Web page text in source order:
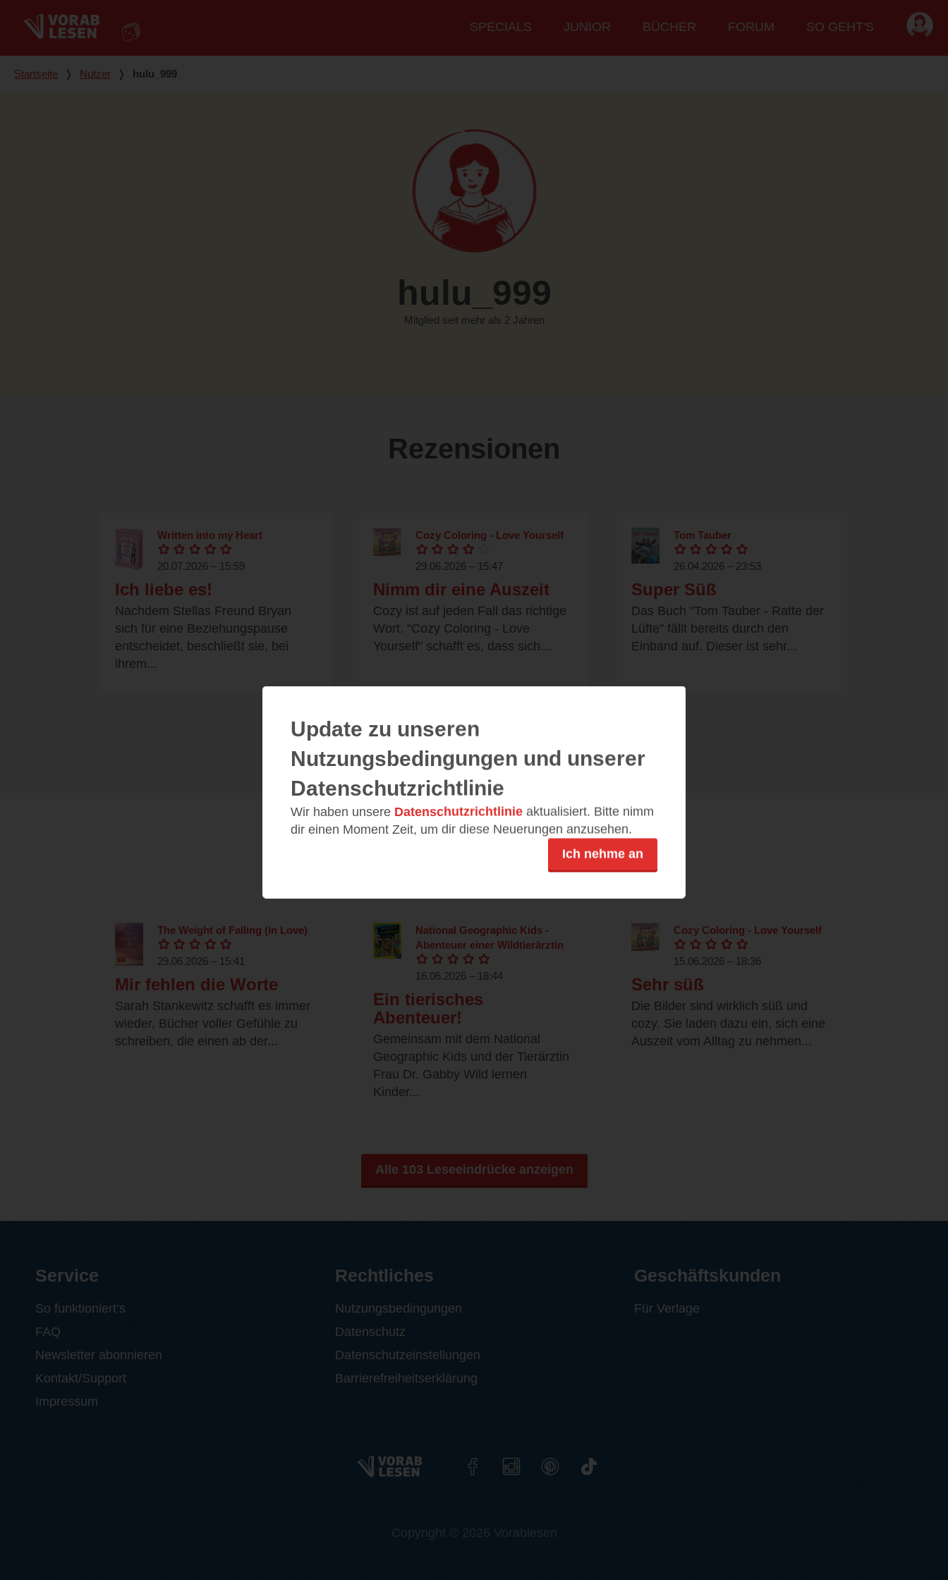
Hauptmenü
SPECIALS JUNIOR BÜCHER FORUM SO GEHT'S
Du bist hier
Startseite ❭ Nutzer ❭ hulu_999
hulu_999
Mitglied seit mehr als 2 Jahren
Rezensionen
Written into my Heart
20.07.2026 – 15:59
Ich liebe es!
Nachdem Stellas Freund Bryan
sich für eine Beziehungspause
entscheidet, beschließt sie, bei
ihrem...
Cozy Coloring - Love Yourself
29.06.2026 – 15:47
Nimm dir eine Auszeit
Cozy ist auf jeden Fall das richtige
Wort. "Cozy Coloring - Love
Yourself" schafft es, dass sich...
Tom Tauber
26.04.2026 – 23:53
Super Süß
Das Buch "Tom Tauber - Ratte der
Lüfte" fällt bereits durch den
Einband auf. Dieser ist sehr...
Leseeindrücke
The Weight of Falling (in Love)
29.06.2026 – 15:41
Mir fehlen die Worte
Sarah Stankewitz schafft es immer
wieder, Bücher voller Gefühle zu
schreiben, die einen ab der...
National Geographic Kids -
Abenteuer einer Wildtierärztin
16.06.2026 – 18:44
Ein tierisches
Abenteuer!
Gemeinsam mit dem National
Geographic Kids und der Tierärztin
Frau Dr. Gabby Wild lernen
Kinder...
Cozy Coloring - Love Yourself
15.06.2026 – 18:36
Sehr süß
Die Bilder sind wirklich süß und
cozy. Sie laden dazu ein, sich eine
Auszeit vom Alltag zu nehmen...
Alle 103 Leseeindrücke anzeigen
Update zu unseren
Nutzungsbedingungen und unserer
Datenschutzrichtlinie
Wir haben unsere Datenschutzrichtlinie aktualisiert. Bitte nimm
dir einen Moment Zeit, um dir diese Neuerungen anzusehen.
Ich nehme an
Service
So funktioniert‘s
FAQ
Newsletter abonnieren
Kontakt/Support
Impressum
Rechtliches
Nutzungsbedingungen
Datenschutz
Datenschutzeinstellungen
Barrierefreiheitserklärung
Geschäftskunden
Für Verlage
Copyright © 2026 Vorablesen